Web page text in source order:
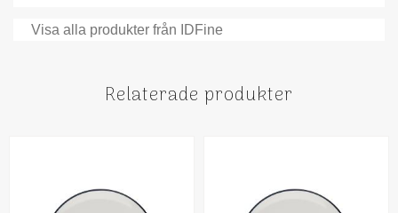
Visa alla produkter från IDFine
Relaterade produkter